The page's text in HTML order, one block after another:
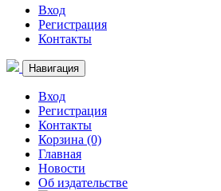
Вход
Регистрация
Контакты
Навигация
Вход
Регистрация
Контакты
Корзина (0)
Главная
Новости
Об издательстве